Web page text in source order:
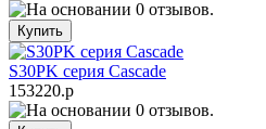
S30PK серия Cascade
153220.р